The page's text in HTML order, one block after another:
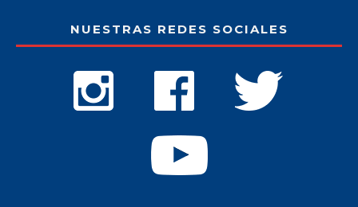
NUESTRAS REDES SOCIALES